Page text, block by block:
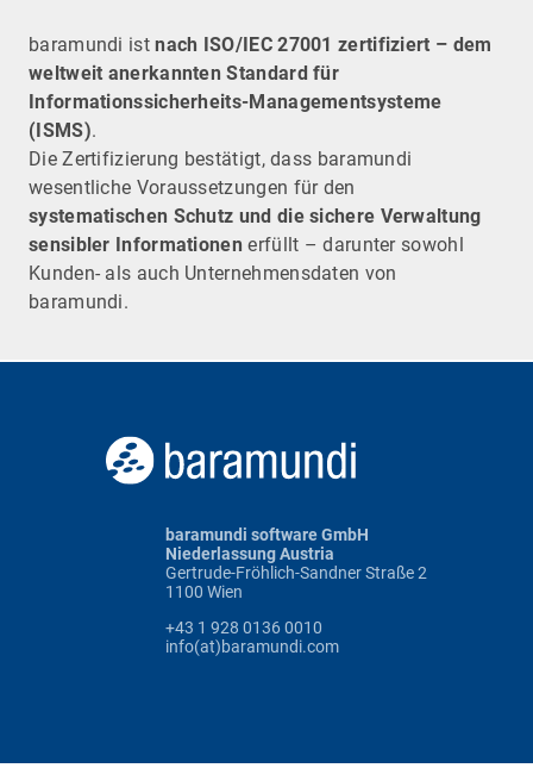
baramundi istnach ISO/IEC 27001 zertifiziert – dem
weltweit anerkannten Standard für
Informationssicherheits-Managementsysteme
(ISMS).
Die Zertifizierung bestätigt, dass baramundi
wesentliche Voraussetzungen für den
systematischen Schutz und die sichere Verwaltung
sensibler Informationen erfüllt – darunter sowohl
Kunden- als auch Unternehmensdaten von
baramundi.
baramundi software GmbH
Niederlassung Austria
Gertrude-Fröhlich-Sandner Straße 2
1100 Wien
+43 1 928 0136 0010
info(at)baramundi.com